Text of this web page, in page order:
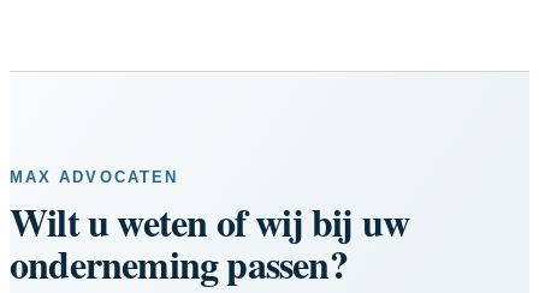
MAX ADVOCATEN
Wilt u weten of wij bij uw
onderneming passen?